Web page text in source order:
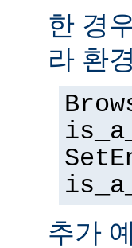
한 경
라 환
추가